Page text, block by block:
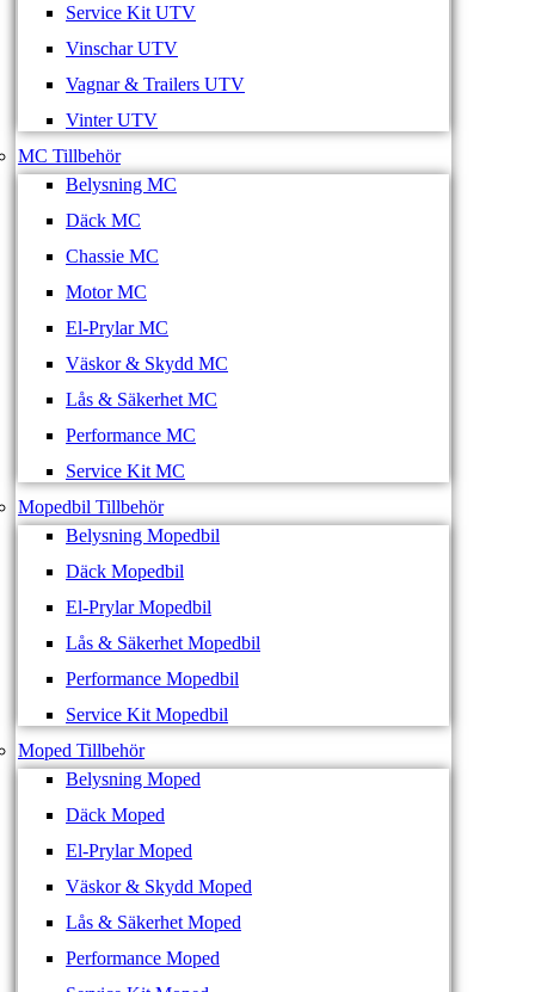
Service Kit UTV
Vinschar UTV
Vagnar & Trailers UTV
Vinter UTV
MC Tillbehör
Belysning MC
Däck MC
Chassie MC
Motor MC
El-Prylar MC
Väskor & Skydd MC
Lås & Säkerhet MC
Performance MC
Service Kit MC
Mopedbil Tillbehör
Belysning Mopedbil
Däck Mopedbil
El-Prylar Mopedbil
Lås & Säkerhet Mopedbil
Performance Mopedbil
Service Kit Mopedbil
Moped Tillbehör
Belysning Moped
Däck Moped
El-Prylar Moped
Väskor & Skydd Moped
Lås & Säkerhet Moped
Performance Moped